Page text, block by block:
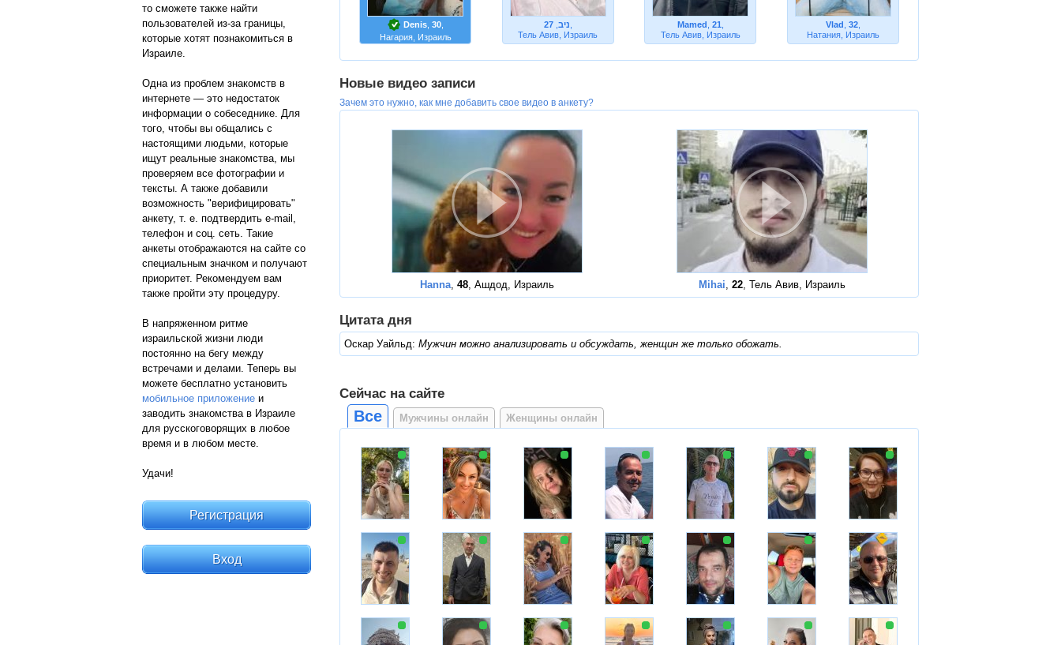
то сможете также найти
пользователей из-за границы,
которые хотят познакомиться в
Израиле.
Одна из проблем знакомств в
интернете — это недостаток
информации о собеседнике. Для
того, чтобы вы общались с
настоящими людьми, которые
ищут реальные знакомства, мы
проверяем все фотографии и
тексты. А также добавили
возможность "верифицировать"
анкету, т. е. подтвердить e-mail,
телефон и соц. сеть. Такие
анкеты отображаются на сайте со
специальным значком и получают
приоритет. Рекомендуем вам
также пройти эту процедуру.
В напряженном ритме
израильской жизни люди
постоянно на бегу между
встречами и делами. Теперь вы
можете бесплатно установить
мобильное приложение и
заводить знакомства в Израиле
для русскоговорящих в любое
время и в любом месте.
Удачи!
Denis ,30
Нагария, Израиль
ניב ,
27
Тель Авив, Израиль
Mamed 21
Тель Авив, Израиль
Vlad 32,
Натания, Израиль
Новые видео записи
Зачем это нужно, как мне добавить свое видео в анкету?
Hanna, 48, Ашдод, Израиль Mihai, 22, Тель Авив, Израиль
Цитата дня
Оскар Уайльд: Мужчин можно анализировать и обсуждать, женщин же только обожать.
Сейчас на сайте
Все Мужчины онлайн Женщины онлайн